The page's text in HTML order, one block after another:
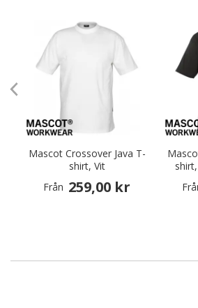
Mascot Crossover Java T-
shirt, Vit
Från 259,00 kr